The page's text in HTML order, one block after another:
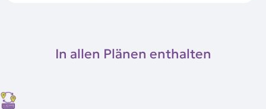
In allen Plänen enthalten